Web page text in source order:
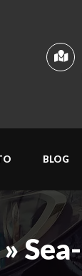
BLOG